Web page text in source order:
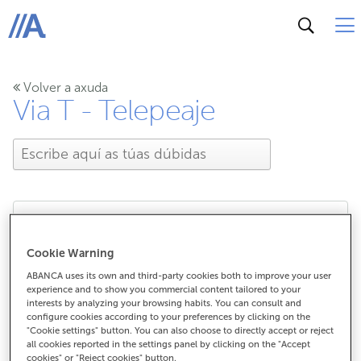
ABANCA
Volver a axuda
Via T - Telepeaje
Qué fago se se avería o
Via-T?
Qué fago se se avería o Via-T?
Cookie Warning
ABANCA uses its own and third-party cookies both to improve your user
experience and to show you commercial content tailored to your
interests by analyzing your browsing habits. You can consult and
configure cookies according to your preferences by clicking on the
"Cookie settings" button. You can also choose to directly accept or reject
all cookies reported in the settings panel by clicking on the "Accept
cookies" or "Reject cookies" button.